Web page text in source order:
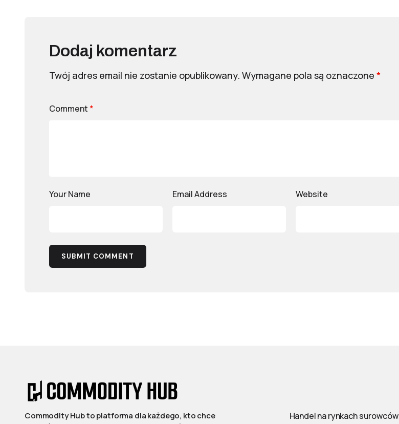
Dodaj komentarz
Twój adres email nie zostanie opublikowany. Wymagane pola są oznaczone *
Comment *
Your Name Email Address Website
SUBMIT COMMENT
Commodity Hub to platforma dla każdego, kto chce
Handel na rynkach surowców